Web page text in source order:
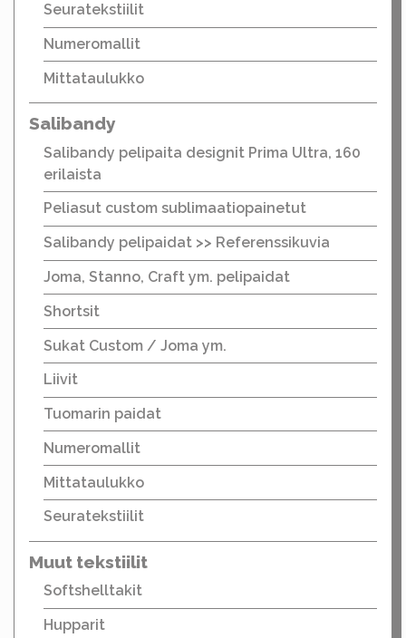
Seuratekstiilit
Numeromallit
Mittataulukko
Salibandy
Salibandy pelipaita designit Prima Ultra, 160
erilaista
Peliasut custom sublimaatiopainetut
Salibandy pelipaidat >> Referenssikuvia
Joma, Stanno, Craft ym. pelipaidat
Shortsit
Sukat Custom / Joma ym.
Liivit
Tuomarin paidat
Numeromallit
Mittataulukko
Seuratekstiilit
Muut tekstiilit
Softshelltakit
Hupparit